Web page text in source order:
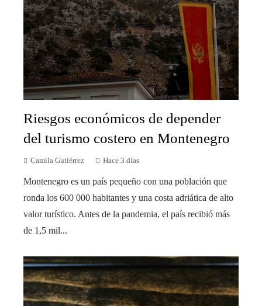
Riesgos económicos de depender
del turismo costero en Montenegro
Camila Gutiérrez Hace 3 días
Montenegro es un país pequeño con una población que
ronda los 600 000 habitantes y una costa adriática de alto
valor turístico. Antes de la pandemia, el país recibió más
de 1,5 mil...